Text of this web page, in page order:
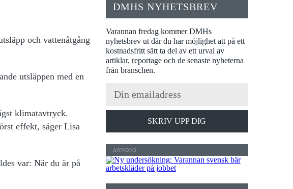
och vattenåtgång
utsläppen med en
klimatavtryck.
effekt, säger Lisa
var: När du är på
DMHS NYHETSBREV
Varannan fredag kommer DMHs
nyhetsbrev ut där du har möjlighet att på ett
kostnadsfritt sätt ta del av ett urval av
artiklar, reportage och de senaste nyheterna
från branschen.
SKRIV UPP DIG